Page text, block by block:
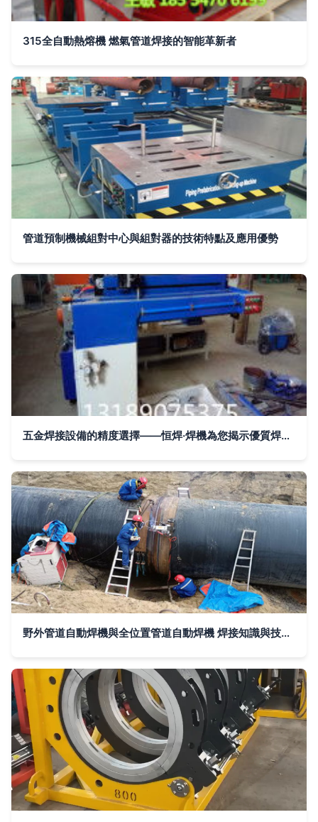
315全自動熱熔機 燃氣管道焊接的智能革新者
管道預制機械組對中心與組對器的技術特點及應用優勢
五金焊接設備的精度選擇——恒焊·焊機為您揭示優質焊接新方向
野外管道自動焊機與全位置管道自動焊機 焊接知識與技能分享